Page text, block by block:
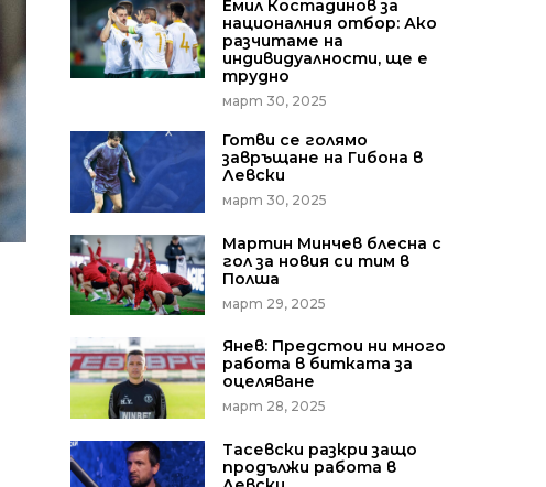
Емил Костадинов за
националния отбор: Ако
разчитаме на
индивидуалности, ще е
трудно
март 30, 2025
Готви се голямо
завръщане на Гибона в
Левски
март 30, 2025
Мартин Минчев блесна с
гол за новия си тим в
Полша
март 29, 2025
Янев: Предстои ни много
работа в битката за
оцеляване
март 28, 2025
Тасевски разкри защо
продължи работа в